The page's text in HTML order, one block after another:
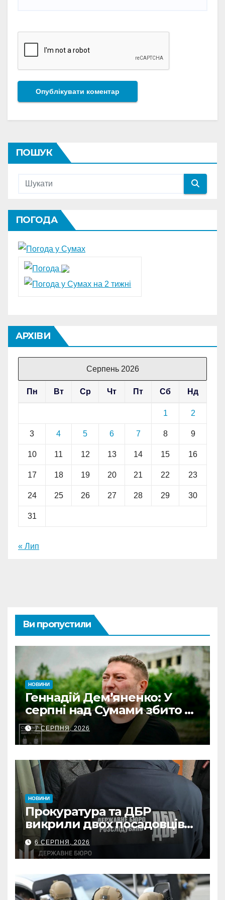
ПОШУК
ПОГОДА
АРХІВИ
Серпень 2026
Пн Вт Ср Чт Пт Сб Нд
1 2
3 4 5 6 7 8 9
10 11 12 13 14 15 16
17 18 19 20 21 22 23
24 25 26 27 28 29 30
31
« Лип
Ви пропустили
НОВИНИ
Геннадій Дем’яненко: У
серпні над Сумами збито 6
КАБів
7 СЕРПНЯ, 2026
НОВИНИ
Прокуратура та ДБР
викрили двох посадовців
ДПС Сумщини на вимаганні
неправомірної вигоди у
ФОПа
6 СЕРПНЯ, 2026